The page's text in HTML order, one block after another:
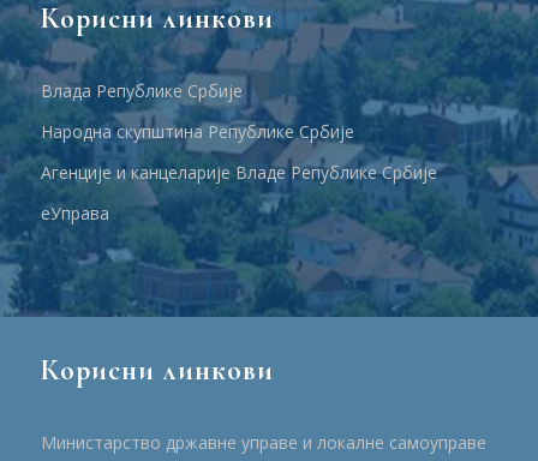
Корисни линкови
Влада Републике Србије
Народна скупштина Републике Србије
Агенције и канцеларије Владе Републике Србије
еУправа
Корисни линкови
Министарство државне управе и локалне самоуправе